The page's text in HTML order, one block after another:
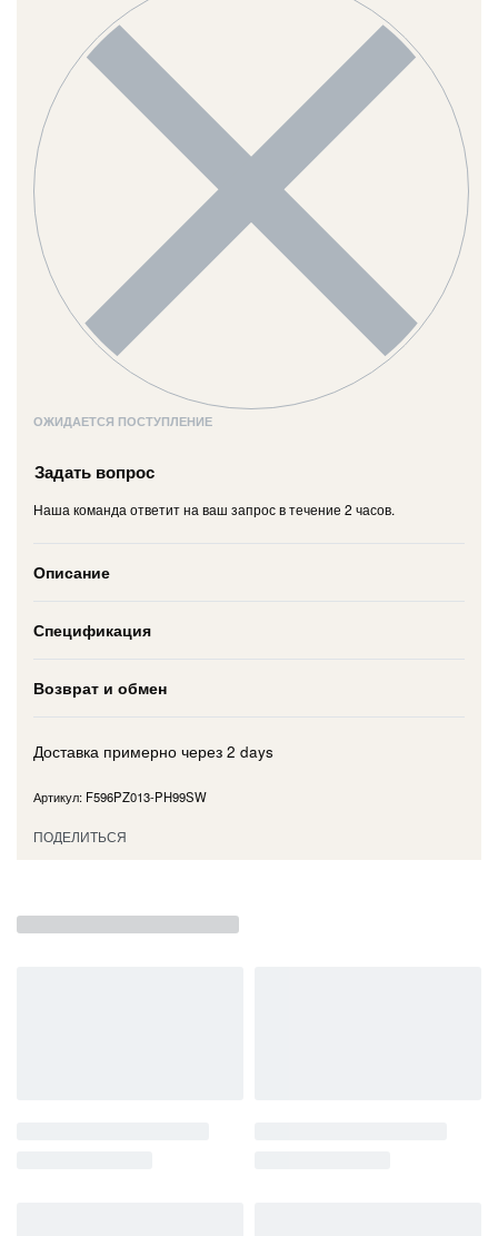
ОЖИДАЕТСЯ ПОСТУПЛЕНИЕ
Задать вопрос
Наша команда ответит на ваш запрос в течение 2 часов.
Описание
Спецификация
Возврат и обмен
Доставка примерно через 2 days
F596PZ013-PH99SW
ПОДЕЛИТЬСЯ